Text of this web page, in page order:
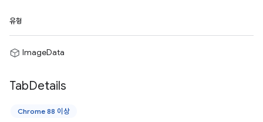
유형
ImageData
TabDetails
Chrome 88 이상